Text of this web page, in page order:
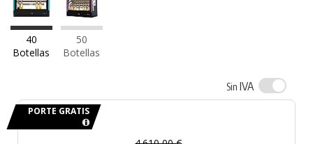
40
Botellas
50
Botellas
Sin IVA
PORTE GRATIS